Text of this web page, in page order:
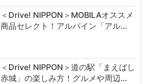
＜Drive! NIPPON＞MOBILAオススメ
商品セレクト！アルパイン「アル…
＜Drive! NIPPON＞道の駅「まえばし
赤城」の楽しみ方！グルメや周辺…